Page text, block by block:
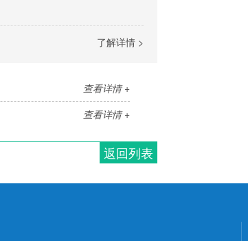
了解详情 >
查看详情 +
查看详情 +
返回列表